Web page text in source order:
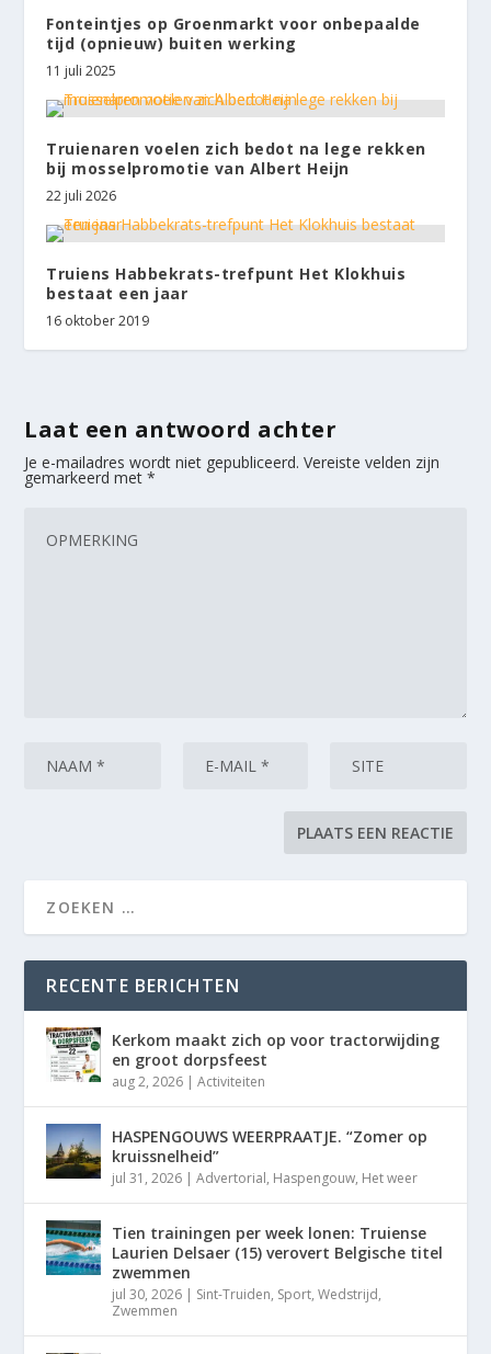
Fonteintjes op Groenmarkt voor onbepaalde
tijd (opnieuw) buiten werking
11 juli 2025
Truienaren voelen zich bedot na lege rekken
bij mosselpromotie van Albert Heijn
22 juli 2026
Truiens Habbekrats-trefpunt Het Klokhuis
bestaat een jaar
16 oktober 2019
Laat een antwoord achter
Je e-mailadres wordt niet gepubliceerd. Vereiste velden zijn
gemarkeerd met*
RECENTE BERICHTEN
Kerkom maakt zich op voor tractorwijding
en groot dorpsfeest
aug 2, 2026 |Activiteiten
HASPENGOUWS WEERPRAATJE. “Zomer op
kruissnelheid”
jul 31, 2026 |Advertorial, Haspengouw, Het weer
Tien trainingen per week lonen: Truiense
Laurien Delsaer (15) verovert Belgische titel
zwemmen
jul 30, 2026 | Sint-Truiden, Sport,Wedstrijd,
Zwemmen